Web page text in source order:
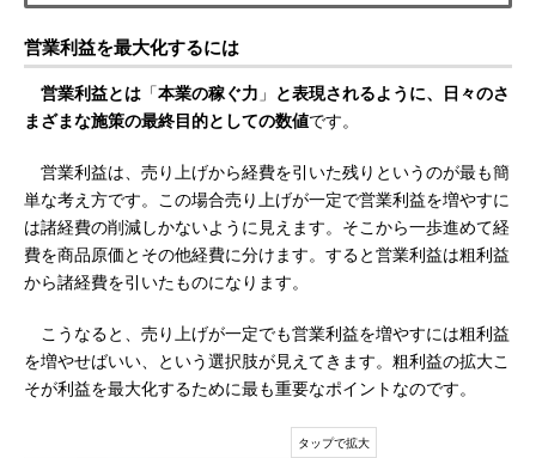
営業利益を最大化するには
営業利益とは 「本業の稼ぐ力 」
と表現されるように、日々のさ
まざまな施策の最終目的としての数値です。
営業利益は、売り上げから経費を引いた残りというのが最も簡
単な考え方です。この場合売り上げが一定で営業利益を増やすに
は諸経費の削減しかないように見えます。そこから一歩進めて経
費を商品原価とその他経費に分けます。すると営業利益は粗利益
から諸経費を引いたものになります。
こうなると、売り上げが一定でも営業利益を増やすには粗利益
を増やせばいい、という選択肢が見えてきます。粗利益の拡大こ
そが利益を最大化するために最も重要なポイントなのです。